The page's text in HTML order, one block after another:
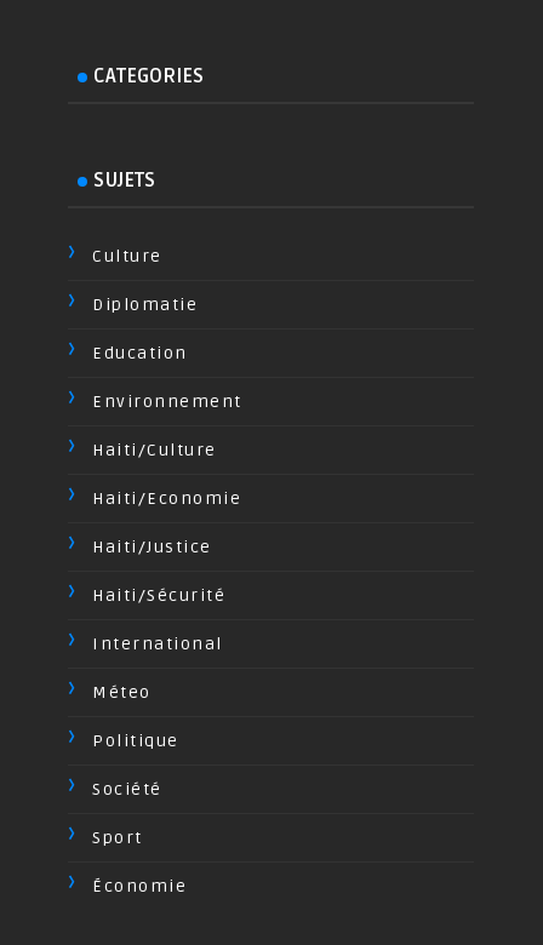
CATEGORIES
SUJETS
Culture
Diplomatie
Education
Environnement
Haiti/Culture
Haiti/Economie
Haiti/Justice
Haiti/Sécurité
International
Méteo
Politique
Société
Sport
Économie